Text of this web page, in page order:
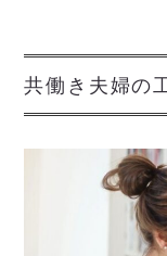
共働き夫婦の